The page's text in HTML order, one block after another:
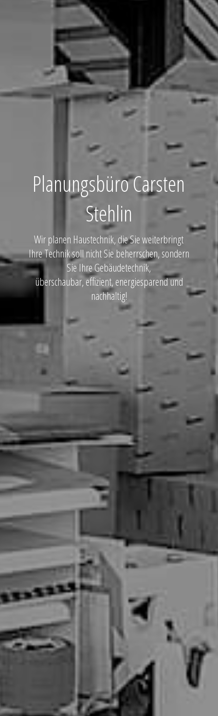
Planungsbüro Carsten
Stehlin
Wir planen Haustechnik, die Sie weiterbringt
Ihre Technik soll nicht Sie beherrschen, sondern
Sie Ihre Gebäudetechnik,
überschaubar, effizient, energiesparend und
nachhaltig!